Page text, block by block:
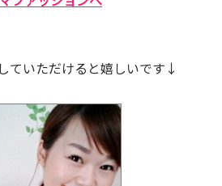
ていただけると嬉しいです↓